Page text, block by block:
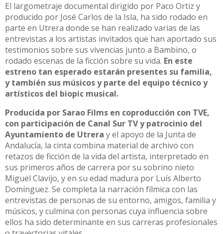
El largometraje documental dirigido por Paco Ortiz y
producido por José Carlos de la Isla, ha sido rodado en
parte en Utrera donde se han realizado varias de las
entrevistas a los artistas invitados que han aportado sus
testimonios sobre sus vivencias junto a Bambino, o
rodado escenas de la ficción sobre su vida. En este
estreno tan esperado estarán presentes su familia,
y también sus músicos y parte del equipo técnico y
artísticos del biopic musical.
Producida por Sarao Films en coproducción con TVE,
con participación de Canal Sur TV y patrocinio del
Ayuntamiento de Utrera y el apoyo de la Junta de
Andalucía, la cinta combina material de archivo con
retazos de ficción de la vida del artista, interpretado en
sus primeros años de carrera por su sobrino nieto
Miguel Clavijo, y en su edad madura por Luís Alberto
Domínguez. Se completa la narración fílmica con las
entrevistas de personas de su entorno, amigos, familia y
músicos, y culmina con personas cuya influencia sobre
ellos ha sido determinante en sus carreras profesionales